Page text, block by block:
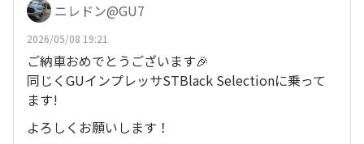
ニレドン@GU7
2026/05/08 19:21
ご納車おめでとうございます🎉
同じくGUインプレッサSTBlack Selectionに乗って
ます!
よろしくお願いします！